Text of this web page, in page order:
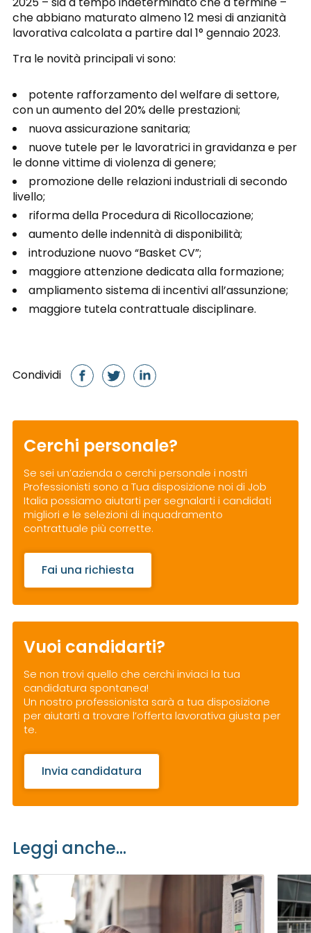
che abbiano maturato almeno 12 mesi di anzianità
lavorativa calcolata a partire dal 1° gennaio 2023.
Tra le novità principali vi sono:
potente rafforzamento del welfare di settore,
con un aumento del 20% delle prestazioni;
nuova assicurazione sanitaria;
nuove tutele per le lavoratrici in gravidanza e per
le donne vittime di violenza di genere;
promozione delle relazioni industriali di secondo
livello;
riforma della Procedura di Ricollocazione;
aumento delle indennità di disponibilità;
introduzione nuovo “Basket CV”;
maggiore attenzione dedicata alla formazione;
ampliamento sistema di incentivi all’assunzione;
maggiore tutela contrattuale disciplinare.
Condividi
Cerchi personale?
Se sei un’azienda o cerchi personale i nostri
Professionisti sono a Tua disposizione noi di Job
Italia possiamo aiutarti per segnalarti i candidati
migliori e le selezioni di inquadramento
contrattuale più corrette.
Fai una richiesta
Vuoi candidarti?
Se non trovi quello che cerchi inviaci la tua
candidatura spontanea!
Un nostro professionista sarà a tua disposizione
per aiutarti a trovare l’offerta lavorativa giusta per
te.
Invia candidatura
Leggi anche...